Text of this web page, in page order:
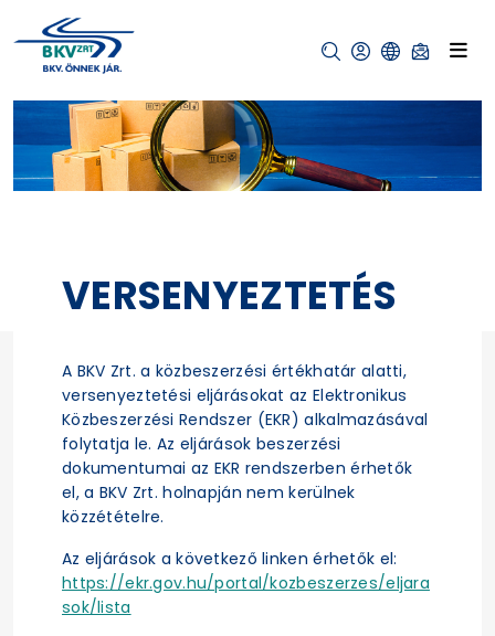
VERSENYEZTETÉS
A BKV Zrt. a közbeszerzési értékhatár alatti,
versenyeztetési eljárásokat az Elektronikus
Közbeszerzési Rendszer (EKR) alkalmazásával
folytatja le. Az eljárások beszerzési
dokumentumai az EKR rendszerben érhetők
el, a BKV Zrt. holnapján nem kerülnek
közzétételre.
Az eljárások a következő linken érhetők el:
https://ekr.gov.hu/portal/kozbeszerzes/eljara
sok/lista